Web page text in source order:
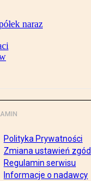
naraz
Polityka Prywatności
Zmiana ustawień zgód
Regulamin serwisu
Informacje o nadawcy